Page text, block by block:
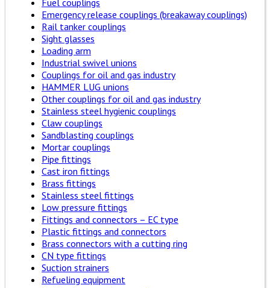
Fuel couplings
Emergency release couplings (breakaway couplings)
Rail tanker couplings
Sight glasses
Loading arm
Industrial swivel unions
Couplings for oil and gas industry
HAMMER LUG unions
Other couplings for oil and gas industry
Stainless steel hygienic couplings
Claw couplings
Sandblasting couplings
Mortar couplings
Pipe fittings
Cast iron fittings
Brass fittings
Stainless steel fittings
Low pressure fittings
Fittings and connectors – EC type
Plastic fittings and connectors
Brass connectors with a cutting ring
CN type fittings
Suction strainers
Refueling equipment